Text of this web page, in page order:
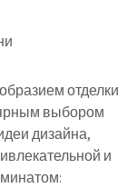
отделки
выбором
дизайна,
и